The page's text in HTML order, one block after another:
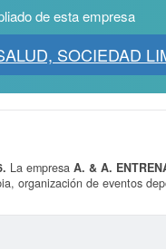
de esta empresa
SOCIEDAD
La empresa A. & A.
organización de eventos
centros deportivos. Dentro
SOCIEDAD LIMITADA.
de 1 empleados en